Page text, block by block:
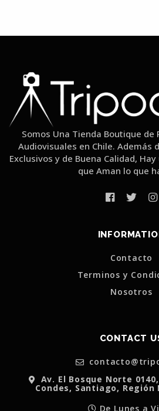
Somos Una Tienda Boutique de
Audiovisuales en Chile. Además
Exclusivos y de Buena Calidad,
que Aman lo que
Contacto
Terminos y
Nosotros
CONTACT
Av. El Bosque Norte
Condes, Santiago,
De Lunes a